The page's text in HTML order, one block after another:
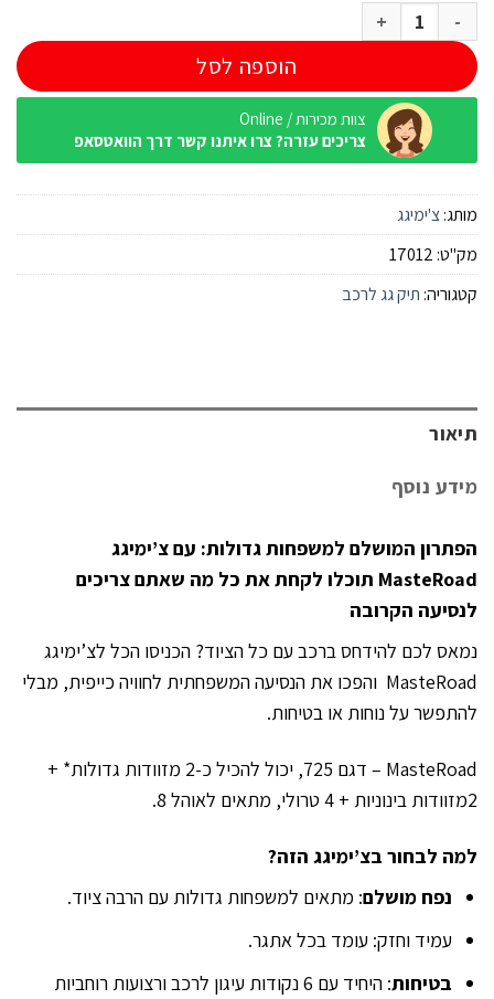
כמות של צ'ימיגג תיק לגג הרכב - 725 ליטר פרימיום MasteRoad
הוספה לסל
צוות מכירות / Online
צריכים עזרה? צרו איתנו קשר דרך הוואטסאפ
מותג:צ'ימיגג
מק"ט: 17012
קטגוריה: תיק גג לרכב
תיאור
מידע נוסף
הפתרון המושלם למשפחות גדולות: עם צ’ימיגג
MasteRoad תוכלו לקחת את כל מה שאתם צריכים
לנסיעה הקרובה
נמאס לכם להידחס ברכב עם כל הציוד? הכניסו הכל לצ’ימיגג
MasteRoad והפכו את הנסיעה המשפחתית לחוויה כייפית, מבלי
להתפשר על נוחות או בטיחות.
MasteRoad – דגם 725, יכול להכיל כ-2 מזוודות גדולות* +
2מזוודות בינוניות + 4 טרולי, מתאים לאוהל 8.
למה לבחור בצ’ימיגג הזה?
נפח מושלם: מתאים למשפחות גדולות עם הרבה ציוד.
עמיד וחזק: עומד בכל אתגר.
בטיחות
: היחיד עם 6 נקודות עיגון לרכב ורצועות רוחביות